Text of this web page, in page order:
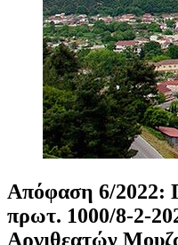
Απόφαση 6/2022:
πρωτ. 1000/8-2-
Αργιθεατών